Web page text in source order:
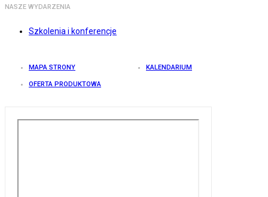
NASZE WYDARZENIA
Szkolenia i konferencje
MAPA STRONY KALENDARIUM
OFERTA PRODUKTOWA